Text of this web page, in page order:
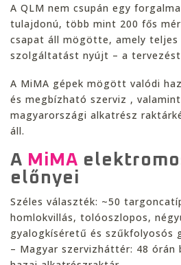
A QLM nem csupán egy
tulajdonú, több mint 200 fős
csapat áll mögötte, amely
szolgáltatást nyújt – a
A MiMA gépek mögött valódi
és megbízható szerviz ,
magyarországi alkatrész
áll.
A MiMA
előnyei
Széles választék: ~50
homlokvillás, tolóoszlopos,
gyalogkíséretű és szűkfolyosós
– Magyar szervizháttér: 48 órán